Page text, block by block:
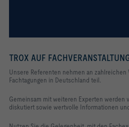
TROX AUF
Unsere Referenten nehmen an zahlreichen
Fachtagungen in Deutschland teil.
Gemeinsam mit weiteren Experten werden
diskutiert sowie wertvolle Informationen